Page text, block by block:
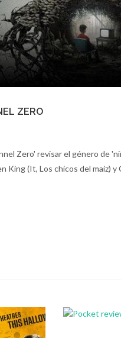
ZERO
Zero' revisar el género de
King (It, Los chicos del maiz)